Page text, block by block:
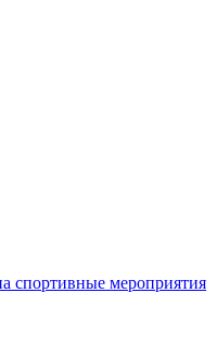
спортивные мероприятия